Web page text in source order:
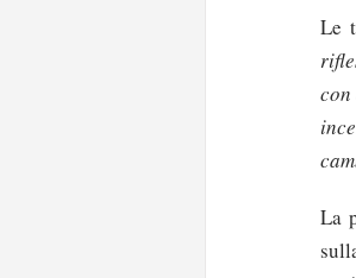
Le
La